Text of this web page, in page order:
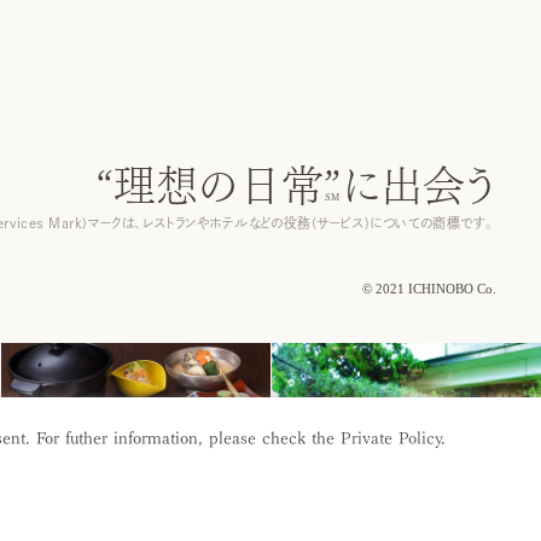
A
Q
お客様サポート
“理想の日常” に出会う
Mark)マークは、レストランやホテルなどの役務(サービス)についての商標です。
© 2021 ICHINOBO Co.
For futher information, please check the Private Policy.